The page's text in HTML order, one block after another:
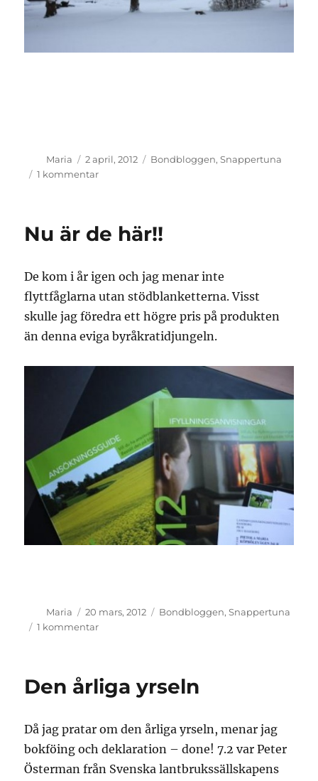
Författare
Maria
Publicerat
den
2 april, 2012 Kategorier
Bondbloggen,Snappertuna
1 kommentartill
Snögubbe
Nu är de här!!
De kom i år igen och jag menar inte
flyttfåglarna utan stödblanketterna. Visst
skulle jag föredra ett högre pris på produkten
än denna eviga byråkratidjungeln.
Författare
Maria
Publicerat
den
20 mars, 2012 Kategorier
Bondbloggen,Snappertuna
1 kommentartill
här!!
Den årliga yrseln
Då jag pratar om den årliga yrseln, menar jag
bokföing och deklaration – done! 7.2 var Peter
Österman från Svenska lantbrukssällskapens